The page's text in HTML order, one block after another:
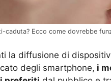
caduta? Ecco come dovrebbe
la diffusione di
degli smartphone, i